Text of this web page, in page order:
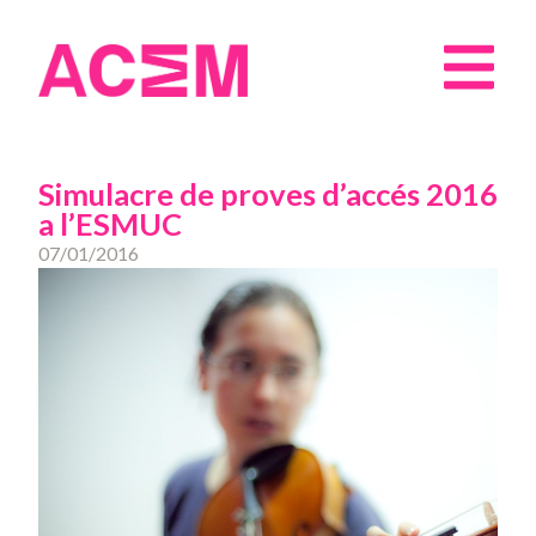
Simulacre de proves d’accés 2016
a l’ESMUC
07/01/2016